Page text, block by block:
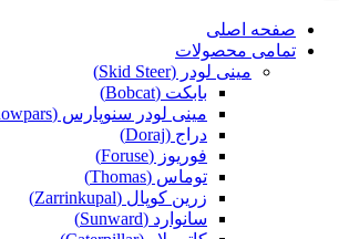
صفحه اصلی
تمامی محصولات
مینی لودر (Skid Steer)
بابکت (Bobcat)
مینی لودر سنوپارس (Snowpars)
دراج (Doraj)
فوریوز (Foruse)
توماس (Thomas)
زرین کوپال (Zarrinkupal)
سانوارد (Sunward)